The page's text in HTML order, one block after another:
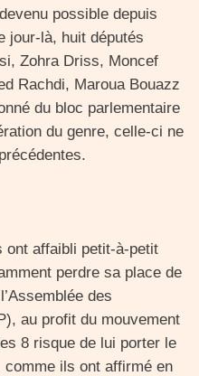
possible depuis
jour-là, huit députés
Zohra Driss, Moncef
Rachdi, Maroua Bouazz
du bloc parlementaire
du genre, celle-ci ne
ont affaibli petit-à-petit
perdre sa place de
des
au profit du mouvement
8 risque de lui porter le
ils ont affirmé en